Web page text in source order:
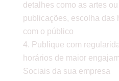
detalhes como as artes
publicações, escolha das
com o público
Publique com
horários de maior
Sociais da sua empresa